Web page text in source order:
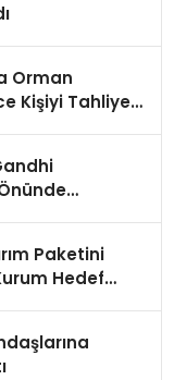
Orman
Kişiyi Tahliye
Paketini
Hedef